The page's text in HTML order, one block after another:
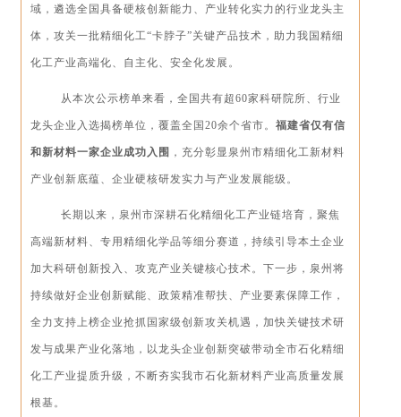
域，遴选全国具备硬核创新能力、产业转化实力的行业龙头主
体，攻关一批精细化工“卡脖子”关键产品技术，助力我国精细
化工产业高端化、自主化、安全化发展。
从本次公示榜单来看，全国共有超60家科研院所、行业
龙头企业入选揭榜单位，覆盖全国20余个省市。福建省仅有信
和新材料一家企业成功入围 ，充分彰显泉州市精细化工新材料
产业创新底蕴、企业硬核研发实力与产业发展能级。
长期以来，泉州市深耕石化精细化工产业链培育，聚焦
高端新材料、专用精细化学品等细分赛道，持续引导本土企业
加大科研创新投入、攻克产业关键核心技术。下一步，泉州将
持续做好企业创新赋能、政策精准帮扶、产业要素保障工作，
全力支持上榜企业抢抓国家级创新攻关机遇，加快关键技术研
发与成果产业化落地，以龙头企业创新突破带动全市石化精细
化工产业提质升级，不断夯实我市石化新材料产业高质量发展
根基。